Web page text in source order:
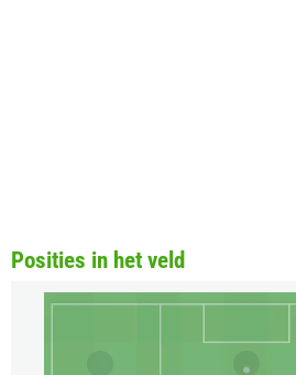
Posities in het veld